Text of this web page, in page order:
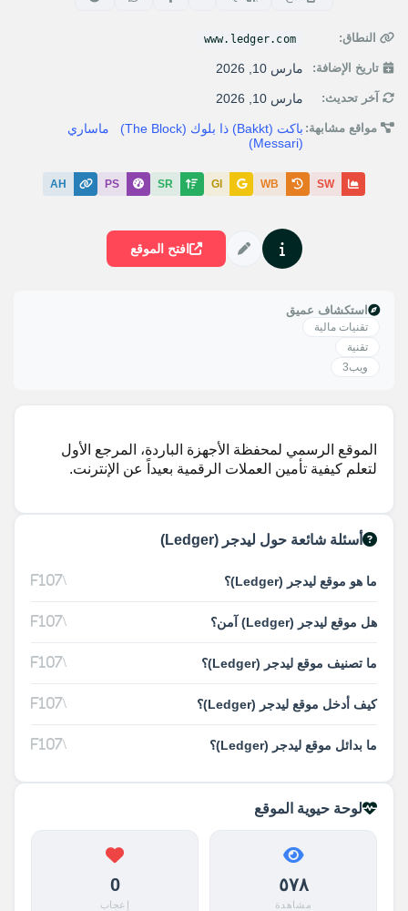
النطاق: www.ledger.com
تاريخ الإضافة: مارس 10, 2026
آخر تحديث: مارس 10, 2026
مواقع مشابهة: باكت (Bakkt) ذا بلوك (The Block)
ماساري
(Messari)
SW
WB
GI
SR
PS
AH
افتح الموقع
استكشاف عميق
تقنيات مالية
تقنية
ويب3
الموقع الرسمي لمحفظة الأجهزة الباردة، المرجع الأول
لتعلم كيفية تأمين العملات الرقمية بعيداً عن الإنترنت.
أسئلة شائعة حول ليدجر (Ledger)
ما هو موقع ليدجر (Ledger)؟
هل موقع ليدجر (Ledger) آمن؟
ما تصنيف موقع ليدجر (Ledger)؟
كيف أدخل موقع ليدجر (Ledger)؟
ما بدائل موقع ليدجر (Ledger)؟
لوحة حيوية الموقع
٥٧٨
مشاهدة
0
إعجاب